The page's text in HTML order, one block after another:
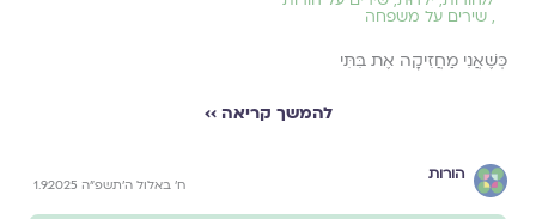
, שירים על משפחה
כְּשֶׁאֲנִי מַחֲזִיקָה אֶת בִּתִּי
להמשך קריאה ››
הורות
ח׳ באלול ה׳תשפ״ה 1.9.2025